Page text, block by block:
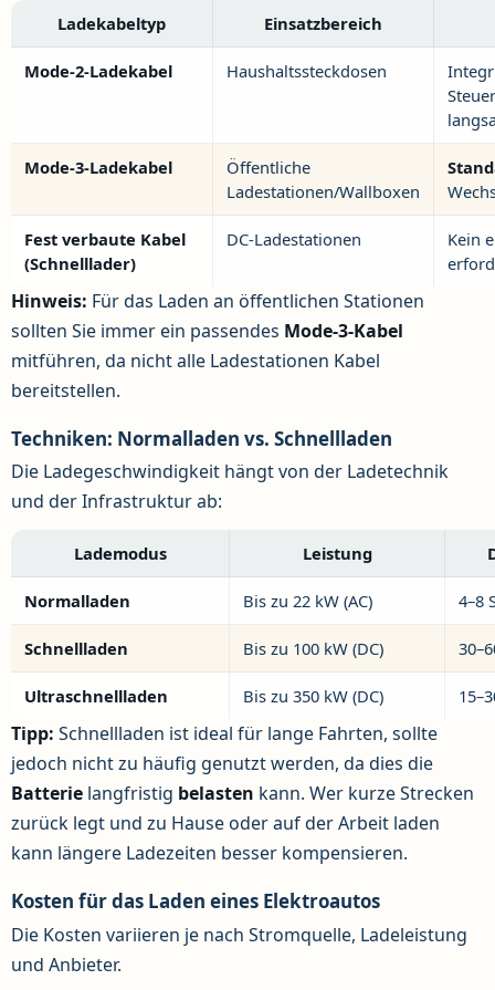
Ladekabeltyp Einsatzbereich
Mode-2-Ladekabel Haushaltssteckdosen
Mode-3-Ladekabel
Öffentliche
Ladestationen/Wallboxen
Fest verbaute Kabel
(Schnelllader)
DC-Ladestationen
Kein
Hinweis: Für das Laden an öffentlichen Stationen
sollten Sie immer ein passendes Mode-3-Kabel
mitführen, da nicht alle Ladestationen Kabel
bereitstellen.
Techniken: Normalladen vs. Schnellladen
Die Ladegeschwindigkeit hängt von der Ladetechnik
und der Infrastruktur ab:
Lademodus Leistung
Normalladen Bis zu 22 kW (AC) 4–8
Schnellladen Bis zu 100 kW (DC)
Ultraschnellladen Bis zu 350 kW (DC)
Tipp: Schnellladen ist ideal für lange Fahrten, sollte
jedoch nicht zu häufig genutzt werden, da dies die
Batterie langfristig belasten kann. Wer kurze Strecken
zurück legt und zu Hause oder auf der Arbeit laden
kann längere Ladezeiten besser kompensieren.
Kosten für das Laden eines Elektroautos
Die Kosten variieren je nach Stromquelle, Ladeleistung
und Anbieter.